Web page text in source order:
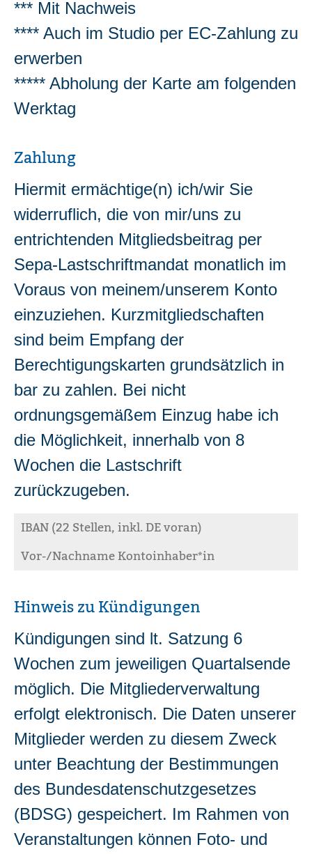
*** Mit Nachweis
**** Auch im Studio per EC-Zahlung zu
erwerben
***** Abholung der Karte am folgenden
Werktag
Zahlung
Hiermit ermächtige(n) ich/wir Sie
widerruflich, die von mir/uns zu
entrichtenden Mitgliedsbeitrag per
Sepa-Lastschriftmandat monatlich im
Voraus von meinem/unserem Konto
einzuziehen. Kurzmitgliedschaften
sind beim Empfang der
Berechtigungskarten grundsätzlich in
bar zu zahlen. Bei nicht
ordnungsgemäßem Einzug habe ich
die Möglichkeit, innerhalb von 8
Wochen die Lastschrift
zurückzugeben.
Hinweis zu Kündigungen
Kündigungen sind lt. Satzung 6
Wochen zum jeweiligen Quartalsende
möglich. Die Mitgliederverwaltung
erfolgt elektronisch. Die Daten unserer
Mitglieder werden zu diesem Zweck
unter Beachtung der Bestimmungen
des Bundesdatenschutzgesetzes
(BDSG) gespeichert. Im Rahmen von
Veranstaltungen können Foto- und